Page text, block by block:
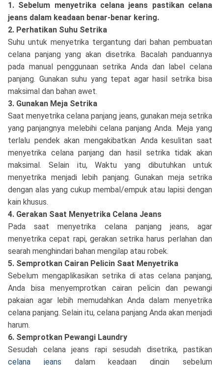
1. Sebelum menyetrika celana jeans pastikan celana
jeans dalam keadaan benar-benar kering.
2. Perhatikan Suhu Setrika
Suhu untuk menyetrika tergantung dari bahan pembuatan
celana panjang yang akan disetrika. Bacalah panduannya
pada manual penggunaan setrika Anda dan label celana
panjang. Gunakan suhu yang tepat agar hasil setrika bisa
maksimal dan bahan awet.
3. Gunakan Meja Setrika
Saat menyetrika celana panjang jeans, gunakan meja setrika
yang panjangnya melebihi celana panjang Anda. Meja yang
terlalu pendek akan mengakibatkan Anda kesulitan saat
menyetrika celana panjang dan hasil setrika tidak akan
maksimal. Selain itu, Waktu yang dibutuhkan untuk
menyetrika menjadi lebih panjang. Gunakan meja setrika
dengan alas yang cukup membal/empuk atau lapisi dengan
kain khusus.
4. Gerakan Saat Menyetrika Celana Jeans
Pada saat menyetrika celana panjang jeans, agar
menyetrika cepat rapi, gerakan setrika harus perlahan dan
searah menghindari bahan mengilap atau robek.
5. Semprotkan Cairan Pelicin Saat Menyetrika
Sebelum mengaplikasikan setrika di atas celana panjang,
Anda bisa menyemprotkan cairan pelicin dan pewangi
pakaian agar lebih memudahkan Anda dalam menyetrika
celana panjang. Selain itu, celana panjang Anda akan menjadi
harum.
6. Semprotkan Pewangi Laundry
Sesudah celana jeans rapi sesudah disetrika, pastikan
celana jeans dalam keadaan dingin sebelum